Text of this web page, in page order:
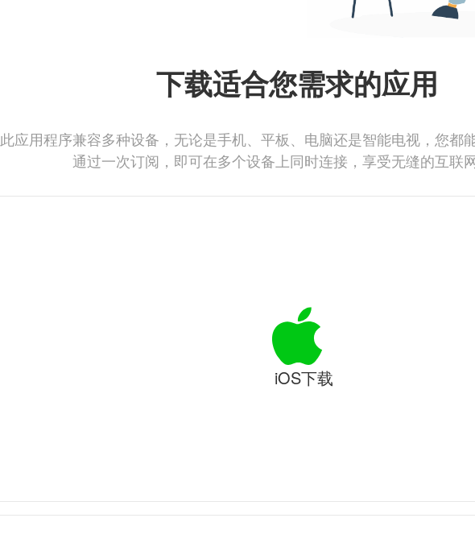
下载适合您需求的应用
此应用程序兼容多种设备，无论是手机、平板、电脑还是智能电视，您都
通过一次订阅，即可在多个设备上同时连接，享受无缝的互联网
iOS下载